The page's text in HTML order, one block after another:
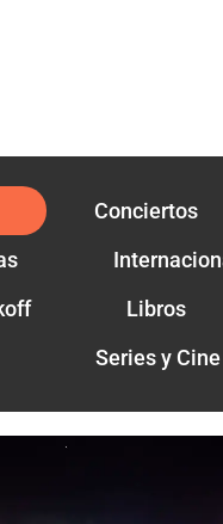
Conciertos
Libros
Series y Cine